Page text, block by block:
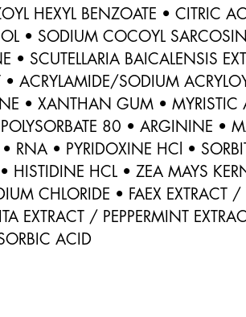
HEXYL BENZOATE • CITRIC
• SODIUM COCOYL
• SCUTELLARIA BAICALENSIS
• ACRYLAMIDE/SODIUM
• XANTHAN GUM • MYRISTIC
80 • ARGININE •
• RNA • PYRIDOXINE HCl •
HISTIDINE HCL • ZEA MAYS
CHLORIDE • FAEX EXTRACT
EXTRACT / PEPPERMINT
ACID